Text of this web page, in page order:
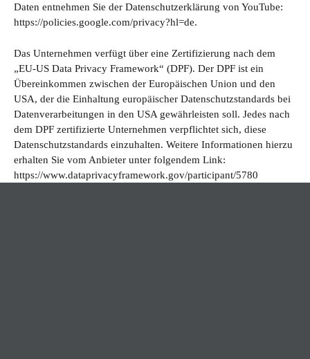
Daten entnehmen Sie der Datenschutzerklärung von YouTube:
https://policies.google.com/privacy?hl=de.
Das Unternehmen verfügt über eine Zertifizierung nach dem
„EU-US Data Privacy Framework“ (DPF). Der DPF ist ein
Übereinkommen zwischen der Europäischen Union und den
USA, der die Einhaltung europäischer Datenschutzstandards bei
Datenverarbeitungen in den USA gewährleisten soll. Jedes nach
dem DPF zertifizierte Unternehmen verpflichtet sich, diese
Datenschutzstandards einzuhalten. Weitere Informationen hierzu
erhalten Sie vom Anbieter unter folgendem Link:
https://www.dataprivacyframework.gov/participant/5780